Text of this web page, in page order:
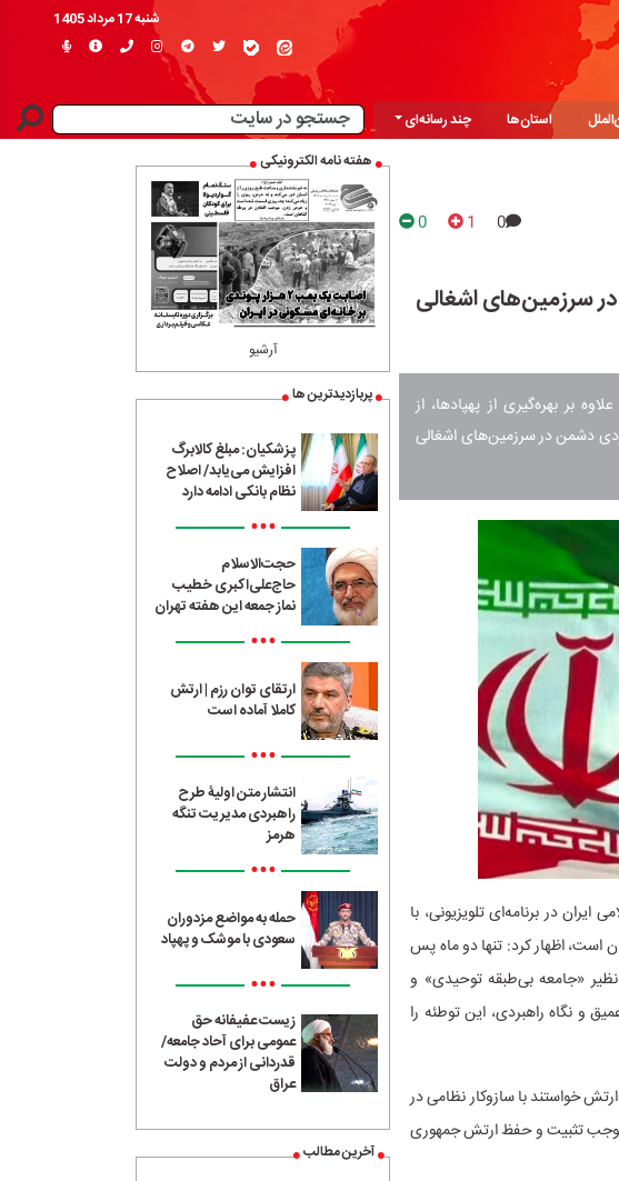
شنبه 17 مرداد 1405
استان‌ها
چند رسانه‌ای
0
1
0
دشمن در سرزمین‌های اشغالی
بر بهره‌گیری از پهپادها، از
شد و بیش از ۴۰ نقطه نظامی راهبردی دشمن در سرزمین‌های اشغالی
در برنامه‌ای تلویزیونی، با
است، اظهار کرد: تنها دو ماه پس
«جامعه بی‌طبقه توحیدی» و
و نگاه راهبردی، این توطئه را
سال ۱۳۵۹ با صدور پیامی، از ارتش خواستند با سازوکار نظامی در
موجب تثبیت و حفظ ارتش جمهوری
هفته نامه الکترونیکی
آرشیو
پربازدیدترین ها
پزشکیان: مبلغ کالابرگ
افزایش می‌یابد/ اصلاح
نظام بانکی ادامه دارد
•••
حجت‌الاسلام
حاج‌علی‌اکبری خطیب
نماز جمعه این هفته تهران
•••
ارتقای توان رزم | ارتش
کاملا آماده است
•••
انتشار متن اولیۀ طرح
راهبردی مدیریت تنگه
هرمز
•••
حمله به مواضع مزدوران
سعودی با موشک و پهپاد
•••
زیست عفیفانه حق
عمومی برای آحاد جامعه/
قدردانی از مردم و دولت
عراق
آخرین مطالب